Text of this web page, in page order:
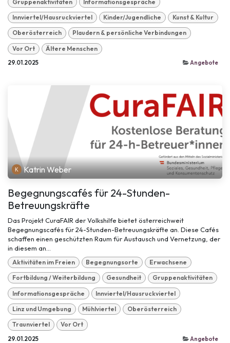
Gruppenaktivitäten Informationsgespräche
Innviertel/Hausruckviertel Kinder/Jugendliche Kunst & Kultur
Oberösterreich Plaudern & persönliche Verbindungen
Vor Ort Ältere Menschen
29.01.2025 Angebote
Katrin Weber
Begegnungscafés für 24-Stunden-
Betreuungskräfte
Das Projekt CuraFAIR der Volkshilfe bietet österreichweit
Begegnungscafés für 24-Stunden-Betreuungskräfte an. Diese Cafés
schaffen einen geschützten Raum für Austausch und Vernetzung, der
in diesem an...
Aktivitäten im Freien Begegnungsorte Erwachsene
Fortbildung / Weiterbildung Gesundheit Gruppenaktivitäten
Informationsgespräche Innviertel/Hausruckviertel
Linz und Umgebung Mühlviertel Oberösterreich
Traunviertel Vor Ort
29.01.2025 Angebote